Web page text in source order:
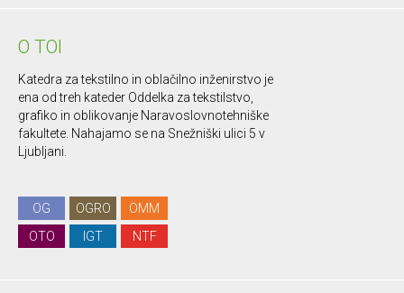
O TOI
Katedra za tekstilno in oblačilno inženirstvo je
ena od treh kateder Oddelka za tekstilstvo,
grafiko in oblikovanje Naravoslovnotehniške
fakultete. Nahajamo se na Snežniški ulici 5 v
Ljubljani.
OG OGRO
OMM
OTO
IGT NTF